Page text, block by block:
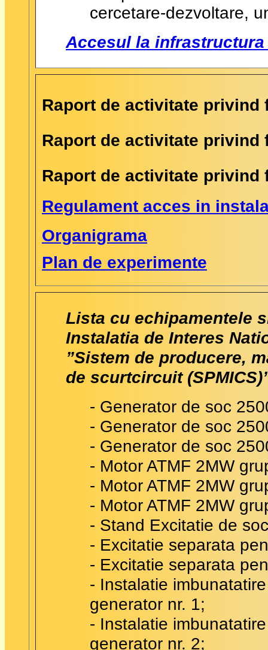
cercetare-dezvoltare,
Accesul la
Raport de activitate privind
Raport de activitate privind
Raport de activitate privind
Regulament acces in
Organigrama
Plan de experimente
Lista cu echipamentele
Instalatia de Interes
”Sistem de producere,
de scurtcircuit
- Generator de soc
- Generator de soc
- Generator de soc
- Motor ATMF 2MW
- Motor ATMF 2MW
- Motor ATMF 2MW
- Stand Excitatie de
- Excitatie separata
- Excitatie separata
- Instalatie
generator nr. 1;
- Instalatie
generator nr. 2;